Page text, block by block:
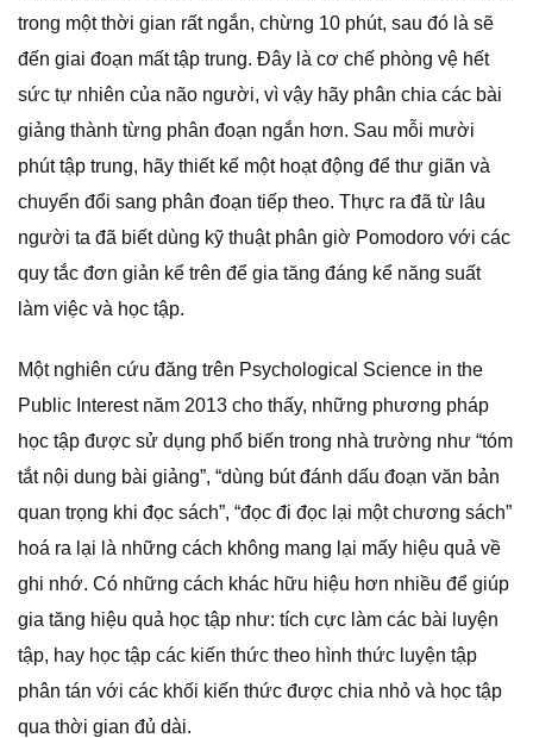
trong một thời gian rất ngắn, chừng 10 phút, sau đó là sẽ
đến giai đoạn mất tập trung. Đây là cơ chế phòng vệ hết
sức tự nhiên của não người, vì vậy hãy phân chia các bài
giảng thành từng phân đoạn ngắn hơn. Sau mỗi mười
phút tập trung, hãy thiết kế một hoạt động để thư giãn và
chuyển đổi sang phân đoạn tiếp theo. Thực ra đã từ lâu
người ta đã biết dùng kỹ thuật phân giờ Pomodoro với các
quy tắc đơn giản kể trên để gia tăng đáng kể năng suất
làm việc và học tập.
Một nghiên cứu đăng trên Psychological Science in the
Public Interest năm 2013 cho thấy, những phương pháp
học tập được sử dụng phổ biến trong nhà trường như “tóm
tắt nội dung bài giảng”, “dùng bút đánh dấu đoạn văn bản
quan trọng khi đọc sách”, “đọc đi đọc lại một chương sách”
hoá ra lại là những cách không mang lại mấy hiệu quả về
ghi nhớ. Có những cách khác hữu hiệu hơn nhiều để giúp
gia tăng hiệu quả học tập như: tích cực làm các bài luyện
tập, hay học tập các kiến thức theo hình thức luyện tập
phân tán với các khối kiến thức được chia nhỏ và học tập
qua thời gian đủ dài.